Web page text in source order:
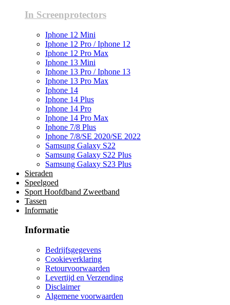
In Screenprotectors
Iphone 12 Mini
Iphone 12 Pro / Iphone 12
Iphone 12 Pro Max
Iphone 13 Mini
Iphone 13 Pro / Iphone 13
Iphone 13 Pro Max
Iphone 14
Iphone 14 Plus
Iphone 14 Pro
Iphone 14 Pro Max
Iphone 7/8 Plus
Iphone 7/8/SE 2020/SE 2022
Samsung Galaxy S22
Samsung Galaxy S22 Plus
Samsung Galaxy S23 Plus
Sieraden
Speelgoed
Sport Hoofdband Zweetband
Tassen
Informatie
Informatie
Bedrijfsgegevens
Cookieverklaring
Retourvoorwaarden
Levertijd en Verzending
Disclaimer
Algemene voorwaarden